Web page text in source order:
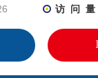
访 问 量